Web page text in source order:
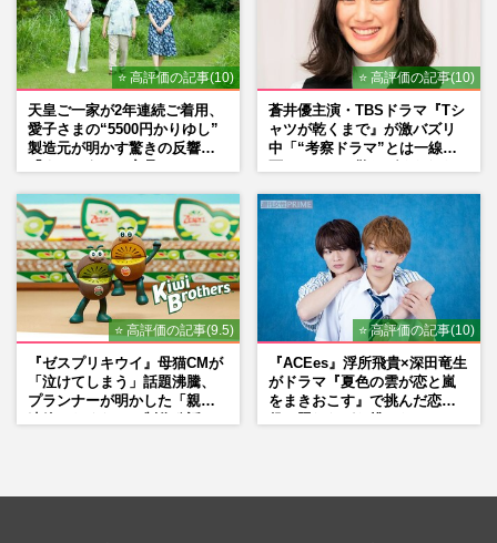
⭐ 高評価の記事(10)
天皇ご一家が2年連続ご着用、
愛子さまの“5500円かりゆし”
製造元が明かす驚きの反響
⭐ 高評価の記事(10)
蒼井優主演・TBSドラマ『Tシ
ャツが乾くまで』が激バズリ
中「“考察ドラマ”とは一線を
⭐ 高評価の記事(9.5)
『ゼスプリキウイ』母猫CMが
「泣けてしまう」話題沸騰、
プランナーが明かした「親に
⭐ 高評価の記事(10)
『ACEes』浮所飛貴×深田竜生
がドラマ『夏色の雲が恋と嵐
をまきおこす』で挑んだ恋人